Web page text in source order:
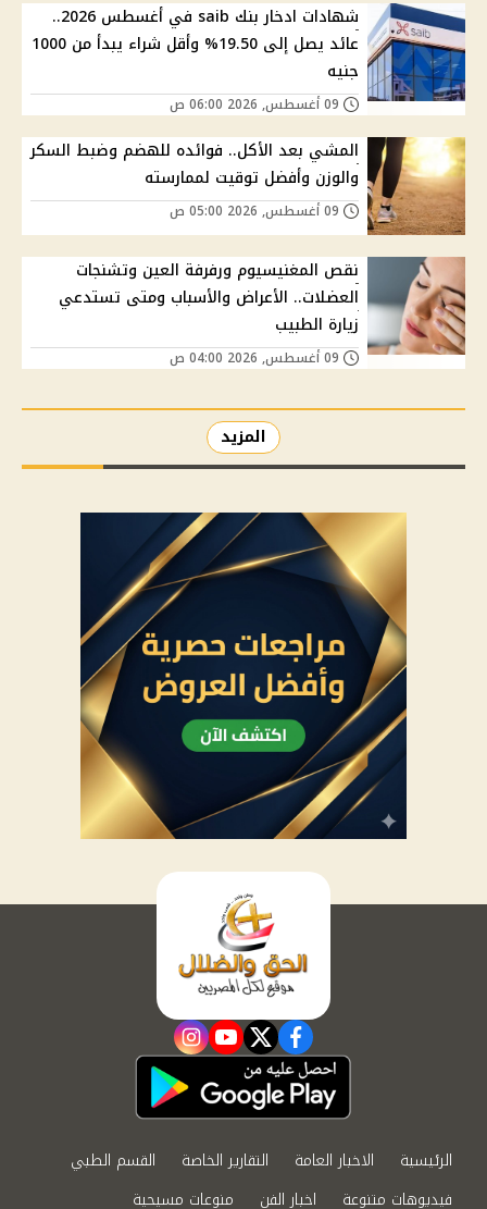
شهادات ادخار بنك saib في أغسطس 2026..
عائد يصل إلى 19.50% وأقل شراء يبدأ من 1000
جنيه
المشي بعد الأكل.. فوائده للهضم وضبط السكر
والوزن وأفضل توقيت لممارسته
نقص المغنيسيوم ورفرفة العين وتشنجات
العضلات.. الأعراض والأسباب ومتى تستدعي
زيارة الطبيب
المزيد
facebook
twitter
youtube
instagram
الرئيسية الاخبار العامة التقارير الخاصة
القسم الطبي
فيديوهات متنوعة
اخبار الفن منوعات مسيحية